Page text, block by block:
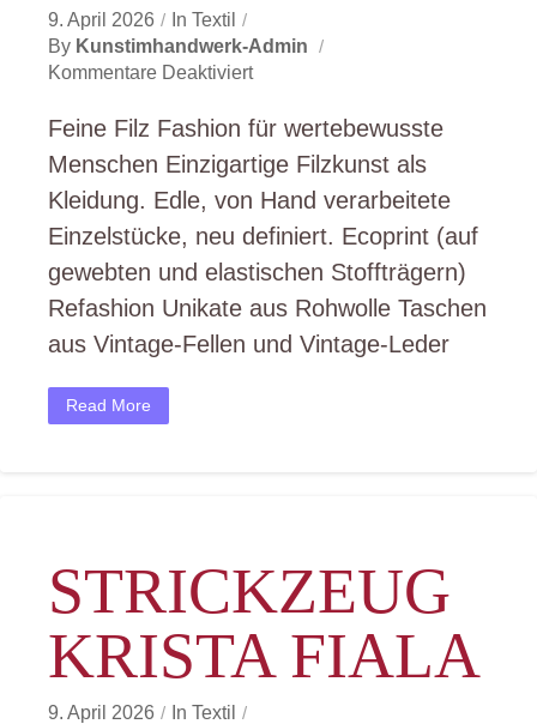
9. April 2026 In Textil
By Kunstimhandwerk-Admin
Kommentare DeaktiviertFür
FILZ
&
FREUDE
Petra
Riedl-
Feine Filz Fashion für wertebewusste
Menschen Einzigartige Filzkunst als
Kleidung. Edle, von Hand verarbeitete
Einzelstücke, neu definiert. Ecoprint (auf
gewebten und elastischen Stoffträgern)
Refashion Unikate aus Rohwolle Taschen
aus Vintage-Fellen und Vintage-Leder
Read More
STRICKZEUG
KRISTA FIALA
9. April 2026 In Textil